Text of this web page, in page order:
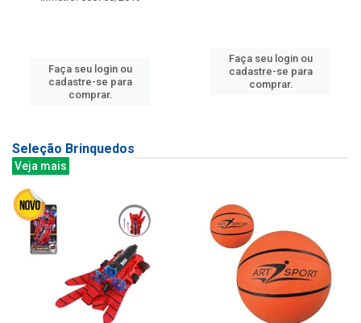
Faça seu login ou
cadastre-se para
comprar.
Faça seu login ou
cadastre-se para
comprar.
Seleção Brinquedos
Veja mais